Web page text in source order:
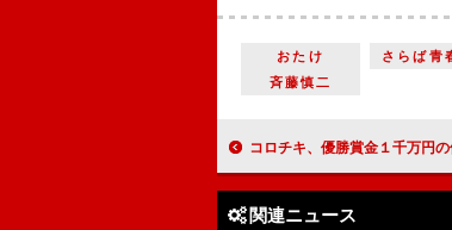
おたけ さらば青
斉藤慎二
コロチキ、優勝賞金１千万円の使いみち 西野「おば
関連ニュース